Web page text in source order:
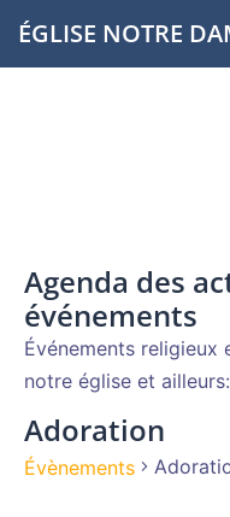
Aller
auÉGLISE NOTRE
Agenda des
événements
Événements religieux
notre église et ailleurs:
Adoration
Évènements